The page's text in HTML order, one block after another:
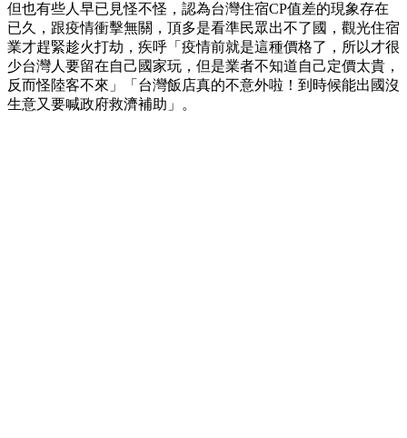
但也有些人早已見怪不怪，認為台灣住宿CP值差的現象存在
已久，跟疫情衝擊無關，頂多是看準民眾出不了國，觀光住宿
業才趕緊趁火打劫，疾呼「疫情前就是這種價格了，所以才很
少台灣人要留在自己國家玩，但是業者不知道自己定價太貴，
反而怪陸客不來」「台灣飯店真的不意外啦！到時候能出國沒
生意又要喊政府救濟補助」。